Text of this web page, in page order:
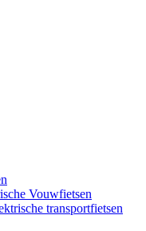
Vouwfietsen
transportfietsen